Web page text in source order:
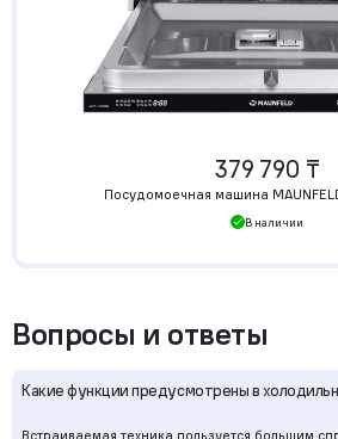
Вопросы и ответы
Какие функции предусмотрены в
379 790 ₸
Посудомоечная машина
В наличии